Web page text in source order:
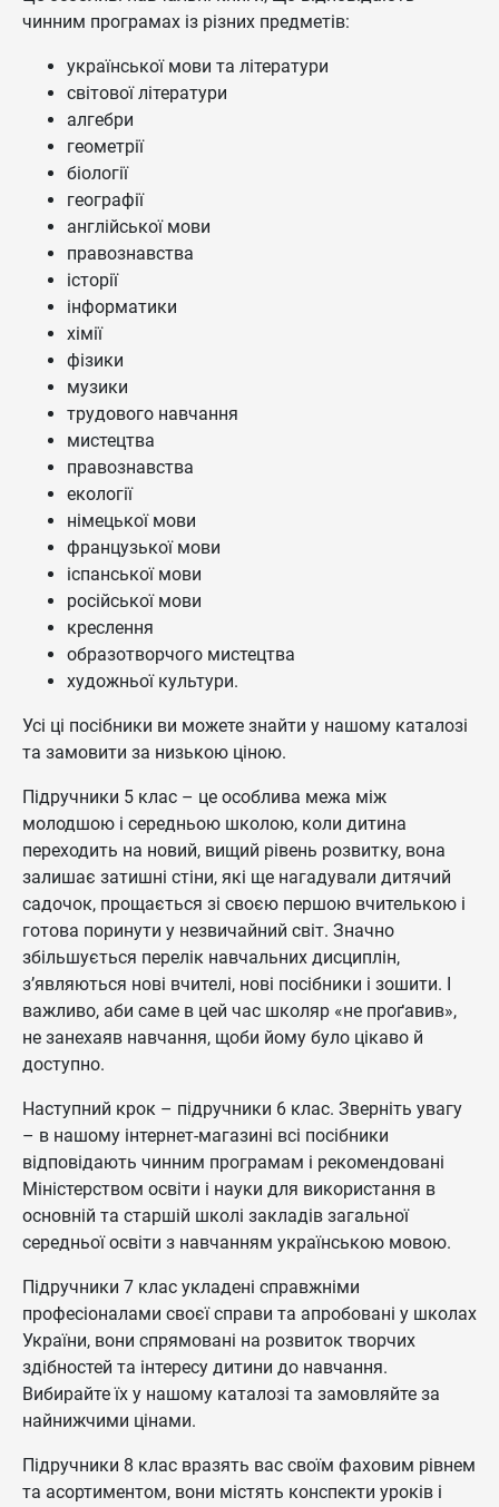
чинним програмах із різних предметів:
української мови та літератури
світової літератури
алгебри
геометрії
біології
географії
англійської мови
правознавства
історії
інформатики
хімії
фізики
музики
трудового навчання
мистецтва
правознавства
екології
німецької мови
французької мови
іспанської мови
російської мови
креслення
образотворчого мистецтва
художньої культури.
Усі ці посібники ви можете знайти у нашому каталозі
та замовити за низькою ціною.
Підручники 5 клас – це особлива межа між
молодшою і середньою школою, коли дитина
переходить на новий, вищий рівень розвитку, вона
залишає затишні стіни, які ще нагадували дитячий
садочок, прощається зі своєю першою вчителькою і
готова поринути у незвичайний світ. Значно
збільшується перелік навчальних дисциплін,
з’являються нові вчителі, нові посібники і зошити. І
важливо, аби саме в цей час школяр «не проґавив»,
не занехаяв навчання, щоби йому було цікаво й
доступно.
Наступний крок – підручники 6 клас. Зверніть увагу
– в нашому інтернет-магазині всі посібники
відповідають чинним програмам і рекомендовані
Міністерством освіти і науки для використання в
основній та старшій школі закладів загальної
середньої освіти з навчанням українською мовою.
Підручники 7 клас укладені справжніми
професіоналами своєї справи та апробовані у школах
України, вони спрямовані на розвиток творчих
здібностей та інтересу дитини до навчання.
Вибирайте їх у нашому каталозі та замовляйте за
найнижчими цінами.
Підручники 8 клас вразять вас своїм фаховим рівнем
та асортиментом, вони містять конспекти уроків і